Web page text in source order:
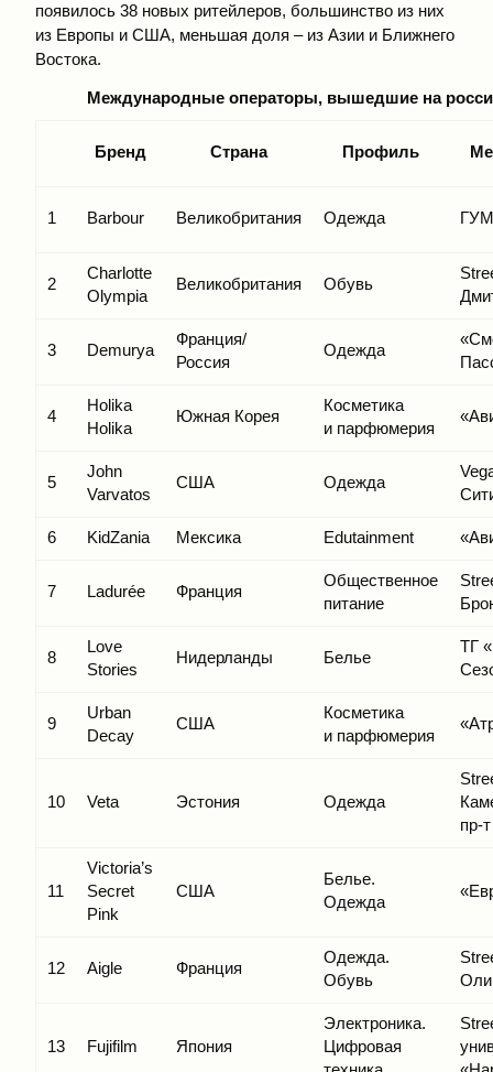
появилось 38 новых ритейлеров, большинство из них
из Европы и США, меньшая доля – из Азии и Ближнего
Востока.
Международные операторы, вышедшие на
Бренд Страна Профиль
1 Barbour Великобритания Одежда ГУМ
2
Charlotte
Olympia
Великобритания Обувь
3 Demurya
Франция/
Россия
Одежда
4
Holika
Holika
Южная Корея
Косметика
и парфюмерия
5
John
Varvatos
США Одежда
6 KidZania Мексика Edutainment
7 Ladurée Франция
Общественное
питание
8
Love
Stories
Нидерланды Белье
ТГ
9
Urban
Decay
США
Косметика
и парфюмерия
10 Veta Эстония Одежда
пр-т
11
Victoria’s
Secret
Pink
США
Белье.
Одежда
12 Aigle Франция
Одежда.
Обувь
13 Fujifilm Япония
Электроника.
Цифровая